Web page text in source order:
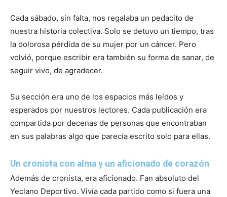
Cada sábado, sin falta, nos regalaba un pedacito de
nuestra historia colectiva. Solo se detuvo un tiempo, tras
la dolorosa pérdida de su mujer por un cáncer. Pero
volvió, porque escribir era también su forma de sanar, de
seguir vivo, de agradecer.
Su sección era uno de los espacios más leídos y
esperados por nuestros lectores. Cada publicación era
compartida por decenas de personas que encontraban
en sus palabras algo que parecía escrito solo para ellas.
Un cronista con alma y un aficionado de corazón
Además de cronista, era aficionado. Fan absoluto del
Yeclano Deportivo. Vivía cada partido como si fuera una